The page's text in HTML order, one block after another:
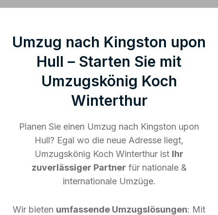
Umzug nach Kingston upon
Hull – Starten Sie mit
Umzugskönig Koch
Winterthur
Planen Sie einen Umzug nach Kingston upon
Hull? Egal wo die neue Adresse liegt,
Umzugskönig Koch Winterthur ist Ihr
zuverlässiger Partner für nationale &
internationale Umzüge.
Wir bieten umfassende Umzugslösungen: Mit